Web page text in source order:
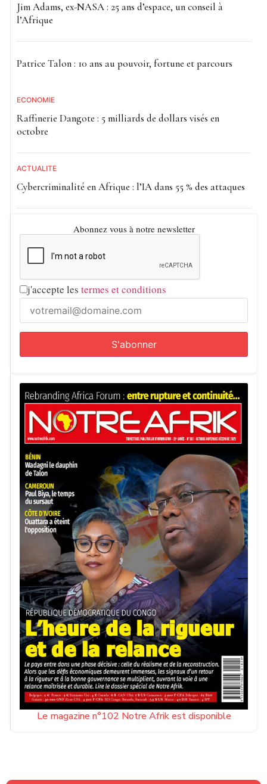
Jim Adams, ex-NASA : 25 ans d’espace, un conseil à
l’Afrique
Patrice Talon : 10 ans au pouvoir, fortune et parcours
ECONOMIE
Raffinerie Dangote : 5 milliards de dollars visés en
octobre
ACTUALITE
Cybercriminalité en Afrique : l’IA dans 55 % des attaques
Abonnez vous à notre newsletter
j'accepte les termes et conditions
Le magazine n°102 Notre Afrik est disponible